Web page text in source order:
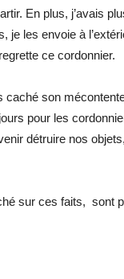
En plus, j’avais
je les envoie à
ce cordonnier.
caché son
pour les
détruire nos
sur ces faits, sont